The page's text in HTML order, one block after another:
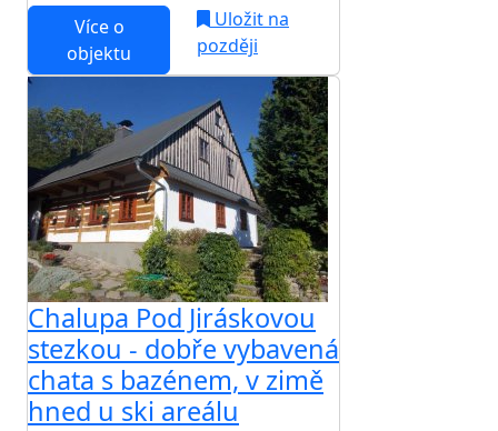
Více o
objektu
Uložit na
později
Chalupa Pod Jiráskovou
stezkou - dobře vybavená
chata s bazénem, v zimě
hned u ski areálu